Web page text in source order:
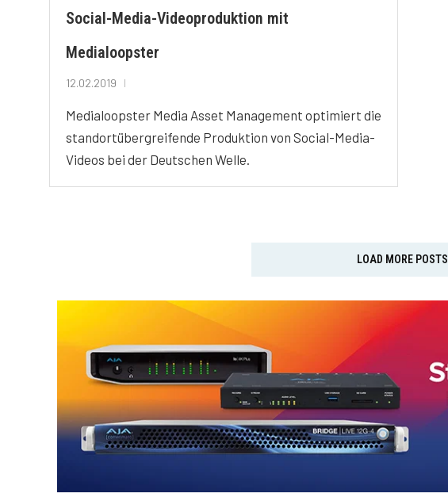
Social-Media-Videoproduktion mit
Medialoopster
12.02.2019
Medialoopster Media Asset Management optimiert die
standortübergreifende Produktion von Social-Media-
Videos bei der Deutschen Welle.
LOAD MORE POSTS